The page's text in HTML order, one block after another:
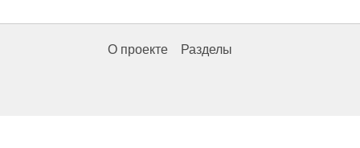
О проекте Разделы